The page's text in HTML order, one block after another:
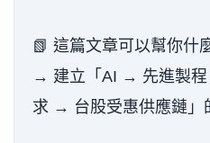
📗 這篇文章可以幫你什
→ 建立「AI → 先進製
求 → 台股受惠供應鏈」